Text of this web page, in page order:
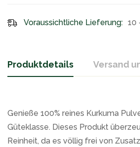
Voraussichtliche Lieferung: 10
Produktdetails Versand
Genieße 100% reines Kurkuma
Güteklasse. Dieses Produkt
Reinheit, da es völlig frei von